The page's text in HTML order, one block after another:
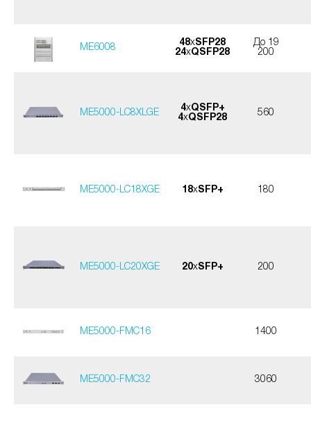
ME6008
48xSFP28
24xQSFP28
До 19
200
ME5000-LC8XLGE
4xQSFP+
4xQSFP28
560
ME5000-LC18XGE 18xSFP+ 180
ME5000-LC20XGE 20xSFP+ 200
ME5000-FMC16 1400
ME5000-FMC32 3060